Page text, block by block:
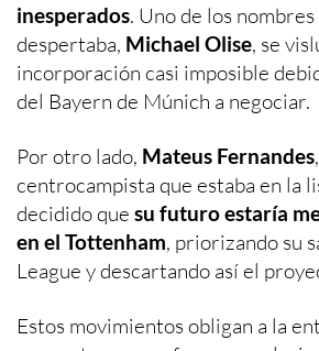
inesperados. Uno de los
despertaba, Michael Olise, se
incorporación casi imposible
del Bayern de Múnich a negociar.
Por otro lado, Mateus Fernandes
centrocampista que estaba en la
decidido que su futuro estaría
en el Tottenham, priorizando su
League y descartando así el
Estos movimientos obligan a la